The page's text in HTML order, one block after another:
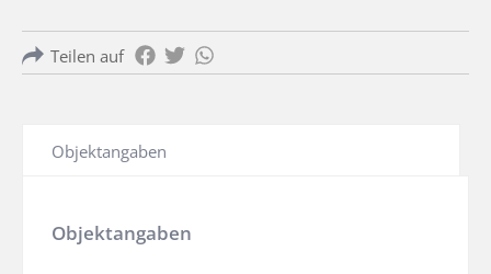
Teilen auf
Objektangaben
Objektangaben